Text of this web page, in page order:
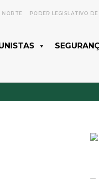
NORTE PODER LEGISLATIVO DE